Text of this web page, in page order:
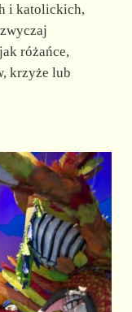
i katolickich,
różańce,
krzyże lub